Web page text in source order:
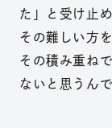
た」と受け止
その難しい方
その積み重ね
ないと思うんで